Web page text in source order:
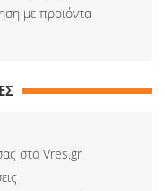
με προιόντα
στο Vres.gr